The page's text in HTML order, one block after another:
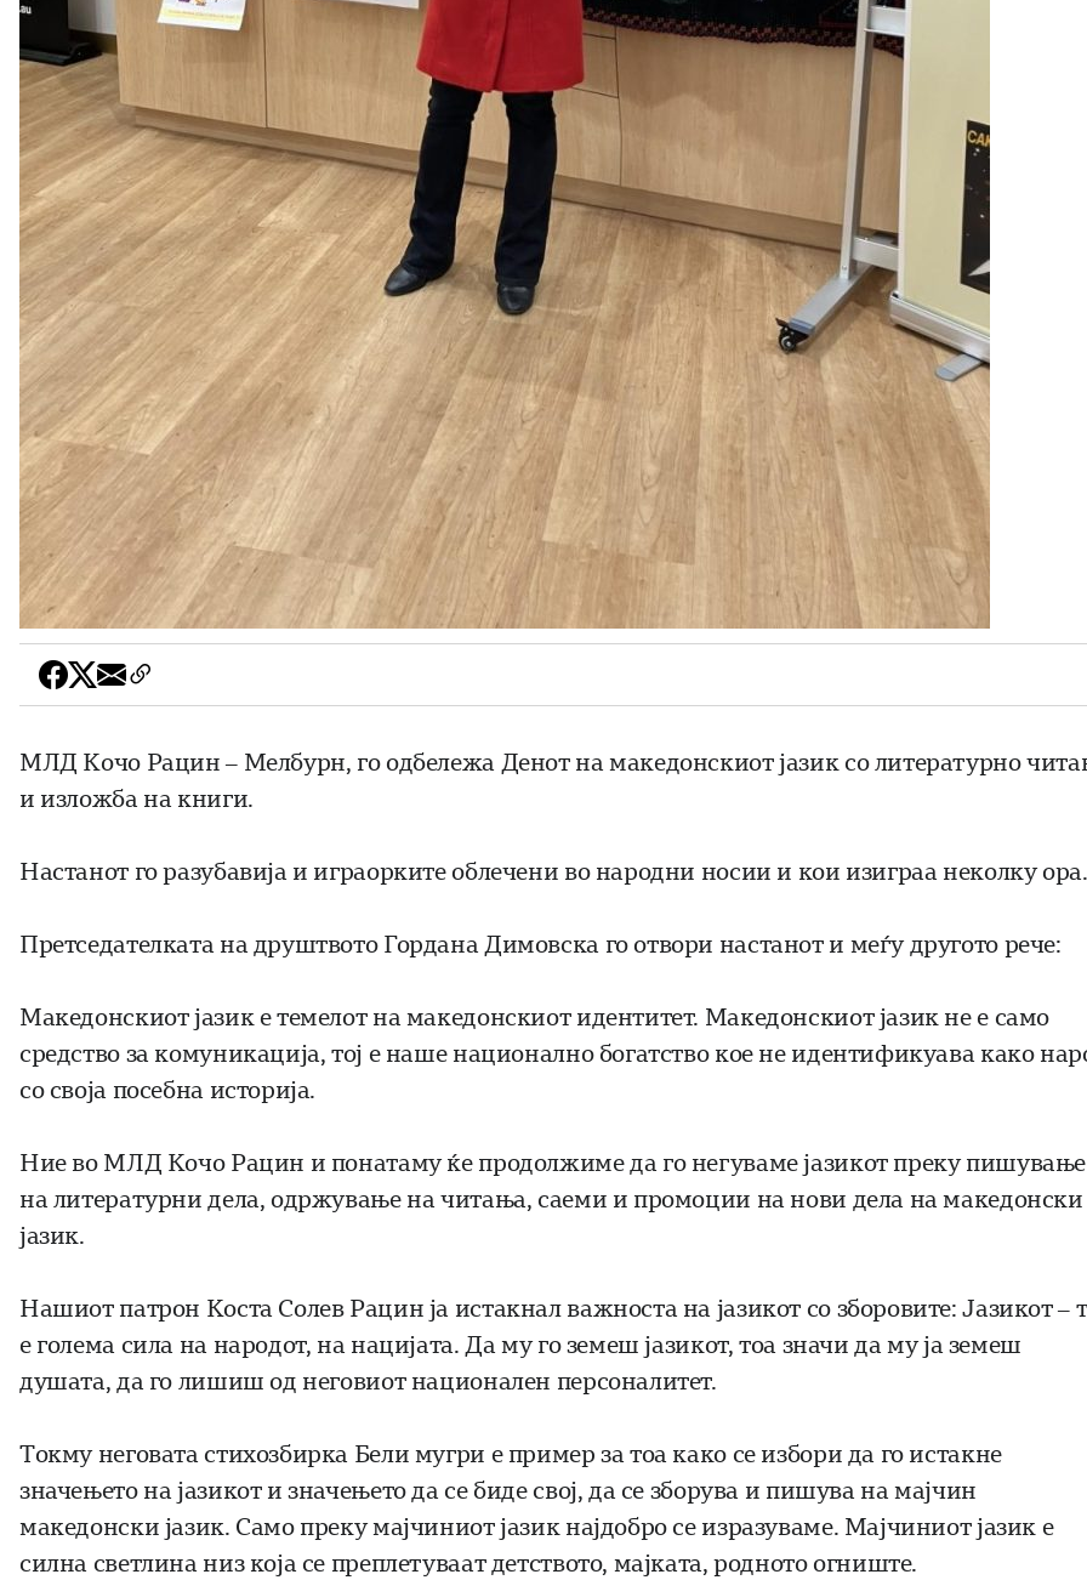
МЛД Кочо Рацин – Мелбурн, го одбележа Денот на македонскиот јазик со литературно
и изложба на книги.
Настанот го разубавија и играорките облечени во народни носии и кои изиграа неколку ора.
Претседателката на друштвото Гордана Димовска го отвори настанот и меѓу другото рече:
Македонскиот јазик е темелот на македонскиот идентитет. Maкедонскиот јазик не е само
средство за комуникација, тој е наше национално богатство кое не идентификуава како
со своја посебна историја.
Ние во МЛД Кочо Рацин и понатаму ќе продолжиме да го негуваме јазикот преку пишување
на литературни дела, одржување на читања, саеми и промоции на нови дела на македонски
јазик.
Нашиот патрон Коста Солев Рацин ја истакнал важноста на јазикот со зборовите: Јазикот –
е голема сила на народот, на нацијата. Да му го земеш јазикот, тоа значи да му ја земеш
душата, да го лишиш од неговиот национален персоналитет.
Токму неговата стихозбирка Бели мугри е пример за тоа како се избори да го истакне
значењето на јазикот и значењето да се биде свој, да се зборува и пишува на мајчин
македонски јазик. Само преку мајчиниот јазик најдобро се изразуваме. Мајчиниот јазик е
силна светлина низ која се преплетуваат детството, мајката, родното огниште.